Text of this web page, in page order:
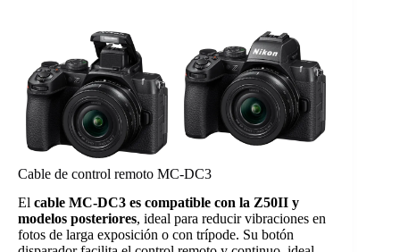
Cable de control remoto MC-DC3
El cable MC-DC3 es compatible con la Z50II y
modelos posteriores, ideal para reducir vibraciones en
fotos de larga exposición o con trípode. Su botón